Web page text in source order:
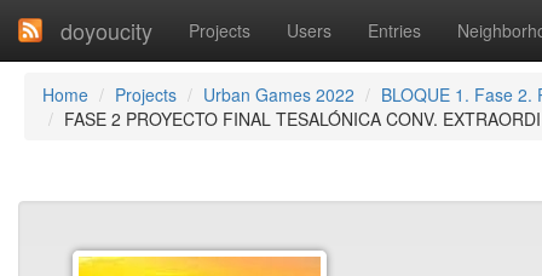
doyoucity Projects Users Entries
Home Projects Urban Games 2022
BLOQUE 1. Fase 2.
FASE 2 PROYECTO FINAL TESALÓNICA CONV.